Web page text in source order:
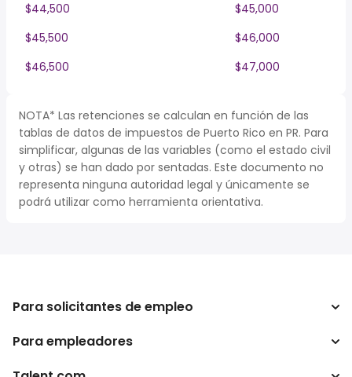
$44,500
$45,000
$45,500
$46,000
$46,500
$47,000
NOTA* Las retenciones se calculan en función de las
tablas de datos de impuestos de Puerto Rico en PR. Para
simplificar, algunas de las variables (como el estado civil
y otras) se han dado por sentadas. Este documento no
representa ninguna autoridad legal y únicamente se
podrá utilizar como herramienta orientativa.
Para solicitantes de empleo
Buscador de trabajo
Para empleadores